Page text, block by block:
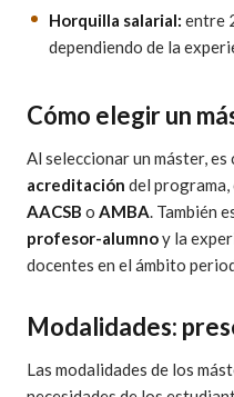
Horquilla salarial: entre
dependiendo de la
Cómo elegir un
Al seleccionar un máster,
acreditación del
AACSB o AMBA. También
profesor-alumnoy la
docentes en el ámbito
Modalidades:
Las modalidades de los